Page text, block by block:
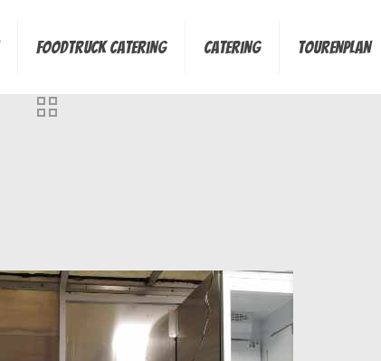
Foodtruck Catering Catering Tourenplan